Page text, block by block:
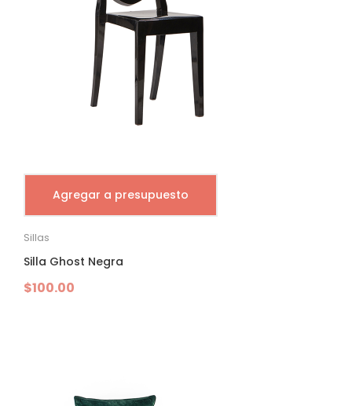
Agregar a presupuesto
Sillas
Silla Ghost Negra
$100.00